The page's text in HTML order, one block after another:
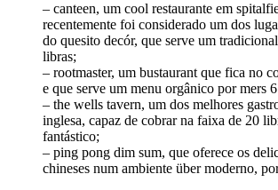
– canteen, um cool restaurante em
recentemente foi considerado um dos
do quesito decór, que serve um
libras;
– rootmaster, um bustaurant que fica no
e que serve um menu orgânico por mers
– the wells tavern, um dos melhores
inglesa, capaz de cobrar na faixa de 20
fantástico;
– ping pong dim sum, que oferece os
chineses num ambiente über moderno,